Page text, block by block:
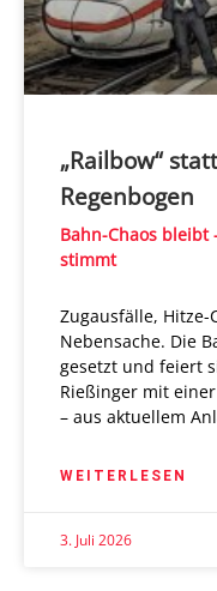
„Railbow“
Regenbogen
Bahn-Chaos bleibt
stimmt
Zugausfälle, Hitze-
Nebensache. Die
gesetzt und feiert
Rießinger mit
– aus aktuellem
WEITERLESEN
3. Juli 2026